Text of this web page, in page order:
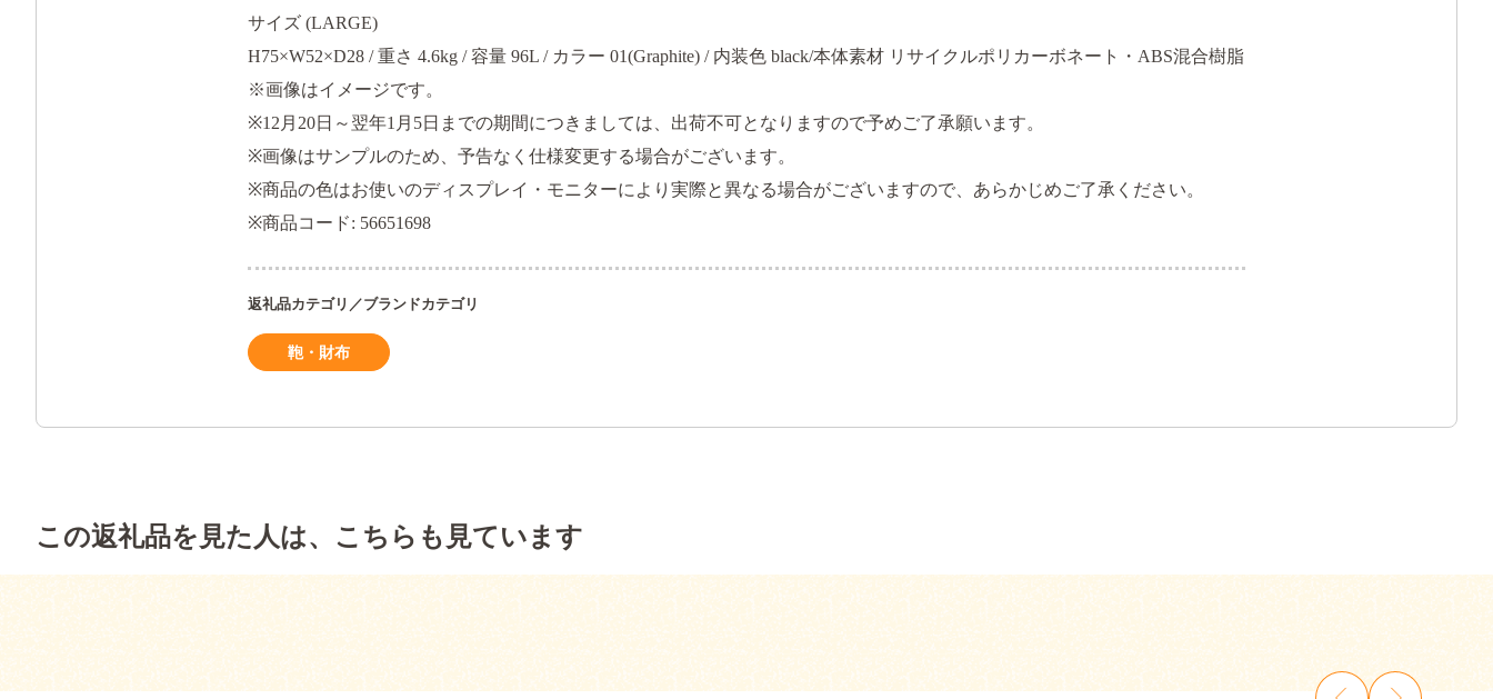
サイズ (LARGE)
H75×W52×D28 / 重さ 4.6kg / 容量 96L / カラー 01(Graphite) / 内装色 black/本体素材 リサイクルポリカーボネート・ABS混合樹脂
※画像はイメージです。
※12月20日～翌年1月5日までの期間につきましては、出荷不可となりますので予めご了承願います。
※画像はサンプルのため、予告なく仕様変更する場合がございます。
※商品の色はお使いのディスプレイ・モニターにより実際と異なる場合がございますので、あらかじめご了承ください。
※商品コード: 56651698
返礼品カテゴリ／ブランドカテゴリ
鞄・財布
この返礼品を見た人は、こちらも見ています